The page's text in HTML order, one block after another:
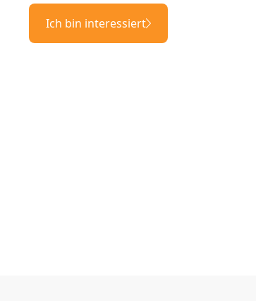
Ich bin interessiert